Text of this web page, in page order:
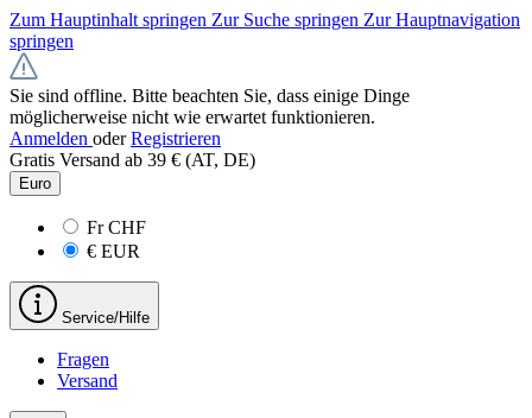
Zum Hauptinhalt springen Zur Suche springen Zur Hauptnavigation
springen
Sie sind offline. Bitte beachten Sie, dass einige Dinge
möglicherweise nicht wie erwartet funktionieren.
Anmelden oder Registrieren
Gratis Versand ab 39 € (AT, DE)
Euro
FrCHF
€ EUR
Service/Hilfe
Fragen
Versand